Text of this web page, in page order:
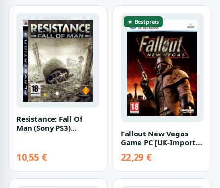
Resistance: Fall Of
Man (Sony PS3)
10,55 €
★ Bestpreis
Fallout New Vegas
Game PC [UK-Import]
22,29 €